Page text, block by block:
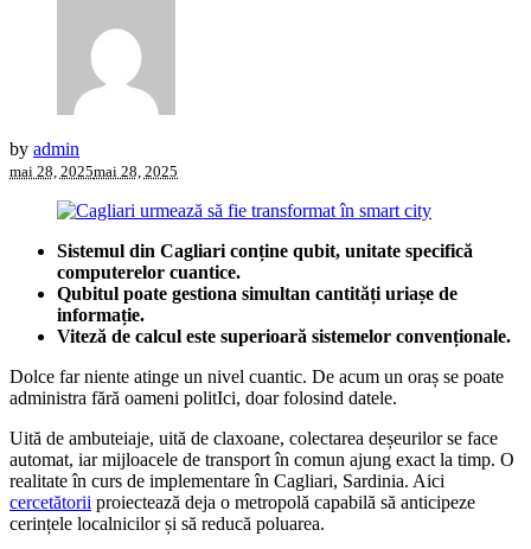
by admin
mai 28, 2025mai 28, 2025
Sistemul din Cagliari conține qubit, unitate specifică
computerelor cuantice.
Qubitul poate gestiona simultan cantități uriașe de
informație.
Viteză de calcul este superioară sistemelor convenționale.
Dolce far niente atinge un nivel cuantic. De acum un oraș se poate
administra fără oameni politIci, doar folosind datele.
Uită de ambuteiaje, uită de claxoane, colectarea deșeurilor se face
automat, iar mijloacele de transport în comun ajung exact la timp. O
realitate în curs de implementare în Cagliari, Sardinia. Aici
cercetătorii proiectează deja o metropolă capabilă să anticipeze
cerințele localnicilor și să reducă poluarea.